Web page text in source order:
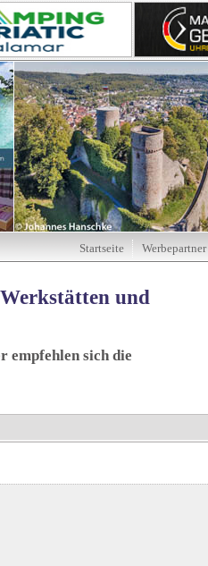
und
empfehlen sich die
Startseite Werbepartner